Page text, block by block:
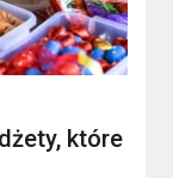
które